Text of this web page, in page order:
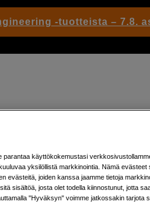
NeoLev 1pc damper
:Varastossa
-tuotteista – 7.8.
parantaa käyttökokemustasi
yksilöllistä markkinointia. Nämä evästeet
evästeitä, joiden kanssa jaamme tietoja
sisältöä, josta olet todella kiinnostunut, jotta
"Hyväksyn" voimme jatkossakin tarjota